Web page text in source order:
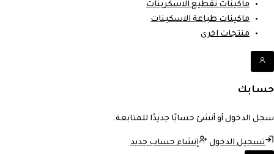
ماكينات تقطيع الاسكرينات
ماكينات طباعة الاسكينات
منتجات اخرى
حسابك
سجل الدخول أو أنشئ حسابًا جديدًا للمتابعة.
تسجيل الدخول إنشاء حساب جديد